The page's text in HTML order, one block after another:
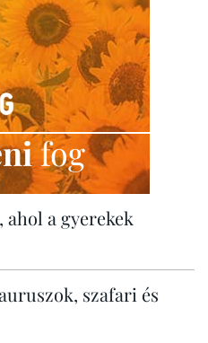
fog
a gyerekek
szafari és